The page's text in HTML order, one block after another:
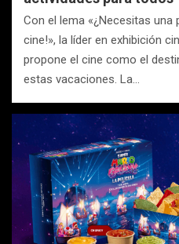
Con el lema «¿Necesitas una
cine!», la líder en exhibición
propone el cine como el
estas vacaciones. La…